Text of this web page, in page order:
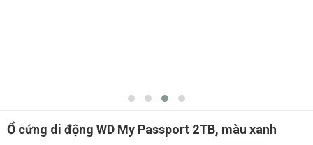
Ổ cứng di động WD My Passport 2TB, màu xanh